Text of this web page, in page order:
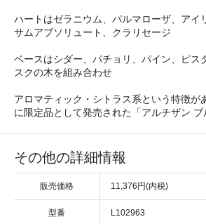
ハートはゼラニウム、パルマローザ、アイ
サムアブソリュート、クラリセージ
ベースはシダー、パチョリ、パイン、ピス
スクの木を組み合わせ
アロマティック・シトラス系という特徴が
に限定品として発売された「アルチザン ブ
その他の詳細情報
販売価格 11,376円(内税)
型番 L102963